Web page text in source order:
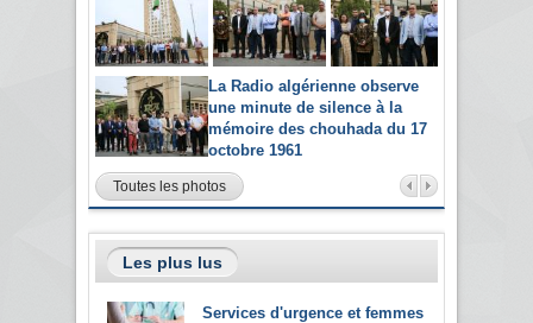
La Radio algérienne observe
une minute de silence à la
mémoire des chouhada du 17
octobre 1961
Toutes les photos
Les plus lus
Services d'urgence et femmes